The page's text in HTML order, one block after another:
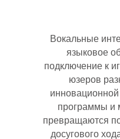
Вокальные
языковое
подключение к
юзеров
программы и
превращаются
досугового